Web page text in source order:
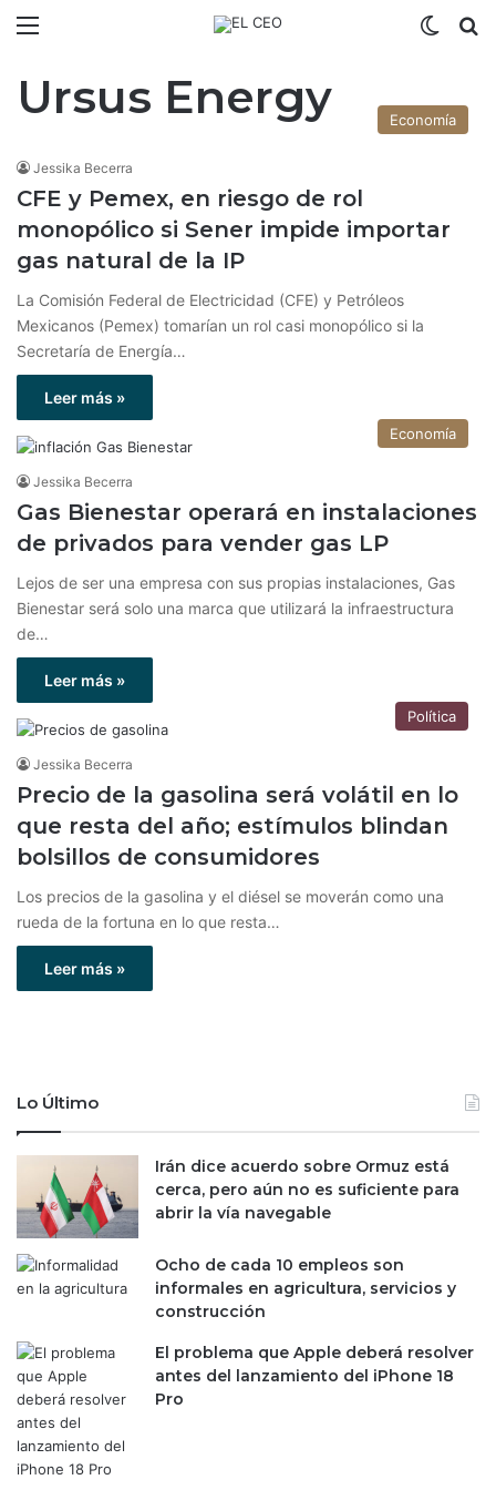
Ursus Energy Economía
Jessika Becerra
CFE y Pemex, en riesgo de rol
monopólico si Sener impide importar
gas natural de la IP
La Comisión Federal de Electricidad (CFE) y Petróleos
Mexicanos (Pemex) tomarían un rol casi monopólico si la
Secretaría de Energía…
Leer más »
Economía
Jessika Becerra
Gas Bienestar operará en instalaciones
de privados para vender gas LP
Lejos de ser una empresa con sus propias instalaciones, Gas
Bienestar será solo una marca que utilizará la infraestructura
de…
Leer más »
Política
Jessika Becerra
Precio de la gasolina será volátil en lo
que resta del año; estímulos blindan
bolsillos de consumidores
Los precios de la gasolina y el diésel se moverán como una
rueda de la fortuna en lo que resta…
Leer más »
Lo Último
Irán dice acuerdo sobre Ormuz está
cerca, pero aún no es suficiente para
abrir la vía navegable
Ocho de cada 10 empleos son
informales en agricultura, servicios y
construcción
El problema que Apple deberá resolver
antes del lanzamiento del iPhone 18
Pro